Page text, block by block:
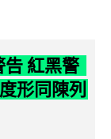
紅黑警
形同陳列